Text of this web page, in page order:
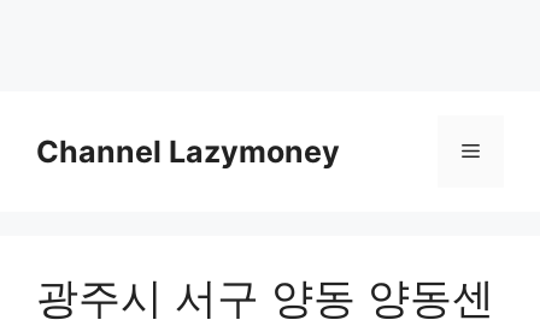
contentChannel Lazymoney Menu
광주시 서구 양동 양동센